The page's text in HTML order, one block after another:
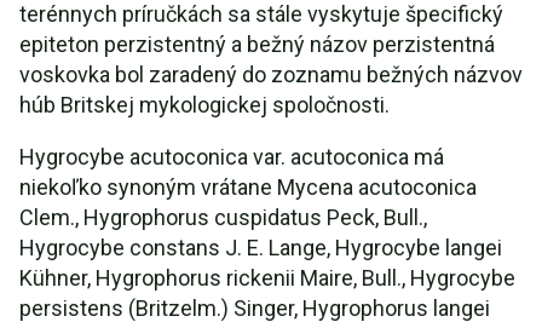
terénnych príručkách sa stále vyskytuje špecifický
epiteton perzistentný a bežný názov perzistentná
voskovka bol zaradený do zoznamu bežných názvov
húb Britskej mykologickej spoločnosti.
Hygrocybe acutoconica var. acutoconica má
niekoľko synoným vrátane Mycena acutoconica
Clem., Hygrophorus cuspidatus Peck, Bull.,
Hygrocybe constans J. E. Lange, Hygrocybe langei
Kühner, Hygrophorus rickenii Maire, Bull., Hygrocybe
persistens (Britzelm.) Singer, Hygrophorus langei